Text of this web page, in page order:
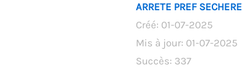
ARRETE PREF
Créé: 01-07-2025
Mis à jour: 01-07-2025
Succès: 337